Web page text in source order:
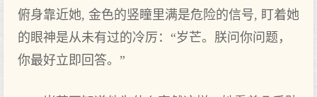
俯身靠近她, 金色的竖瞳里满是危险的信号, 盯着她
的眼神是从未有过的冷厉：“岁芒。朕问你问题，
你最好立即回答。”